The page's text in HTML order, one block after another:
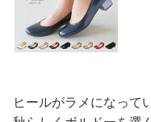
ヒールがラメになって